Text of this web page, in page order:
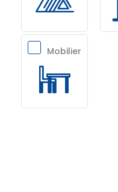
Mobilier